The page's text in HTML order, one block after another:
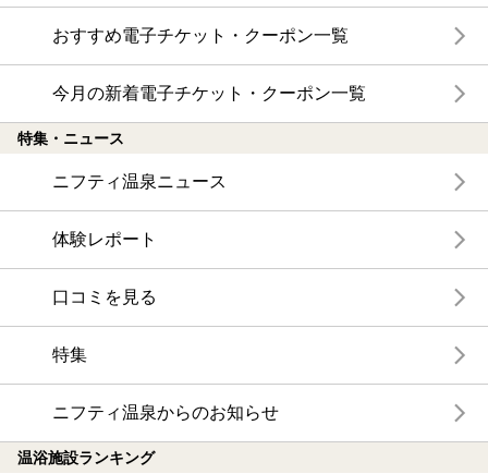
おすすめ電子チケット・クーポン一覧
今月の新着電子チケット・クーポン一覧
特集・ニュース
ニフティ温泉ニュース
体験レポート
口コミを見る
特集
ニフティ温泉からのお知らせ
温浴施設ランキング